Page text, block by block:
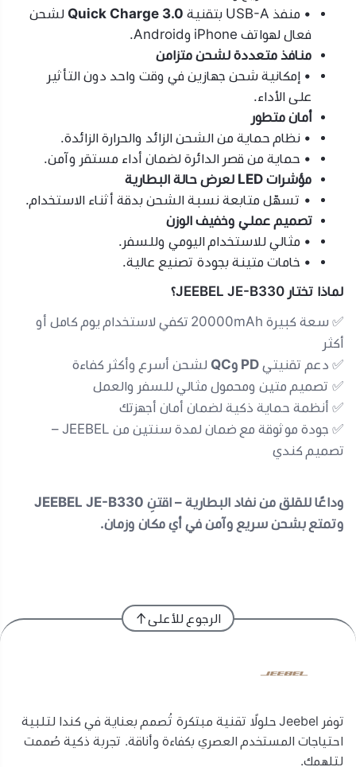
• منفذ USB-A بتقنية
Quick Charge 3.0 لشحن
فعال لهواتف iPhone وAndroid.
منافذ متعددة لشحن متزامن
• إمكانية شحن جهازين في وقت واحد دون التأثير
على الأداء.
أمان متطور
• نظام حماية من الشحن الزائد والحرارة الزائدة.
• حماية من قصر الدائرة لضمان أداء مستقر وآمن.
مؤشرات LED لعرض حالة البطارية
• تسهّل متابعة نسبة الشحن بدقة أثناء الاستخدام.
تصميم عملي وخفيف الوزن
• مثالي للاستخدام اليومي وللسفر.
• خامات متينة بجودة تصنيع عالية.
لماذا تختار JEEBEL JE-B330؟
✅ سعة كبيرة 20000mAh تكفي لاستخدام يوم كامل أو
أكثر
✅ دعم تقنيتي PD وQC
لشحن أسرع وأكثر كفاءة
✅ تصميم متين ومحمول مثالي للسفر والعمل
✅ أنظمة حماية ذكية لضمان أمان أجهزتك
✅ جودة موثوقة مع ضمان لمدة سنتين من JEEBEL –
تصميم كندي
وداعًا للقلق من نفاد البطارية – اقتنِ JEEBEL JE-B330
وتمتع بشحن سريع وآمن في أي مكان وزمان.
الرجوع للأعلى
توفر Jeebel حلولًا تقنية مبتكرة تُصمم بعناية في كندا لتلبية
احتياجات المستخدم العصري بكفاءة وأناقة. تجربة ذكية صُممت
لتلهمك.